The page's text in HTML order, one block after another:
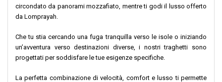
circondato da panorami mozzafiato, mentre ti godi il lusso offerto
da Lomprayah.
Che tu stia cercando una fuga tranquilla verso le isole o iniziando
un’avventura verso destinazioni diverse, i nostri traghetti sono
progettati per soddisfare le tue esigenze specifiche.
La perfetta combinazione di velocità, comfort e lusso ti permette